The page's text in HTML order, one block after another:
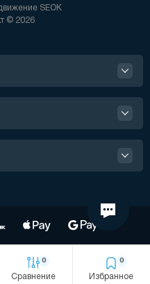
Сравнение
0
Избранное
0
SEOK
© 2026